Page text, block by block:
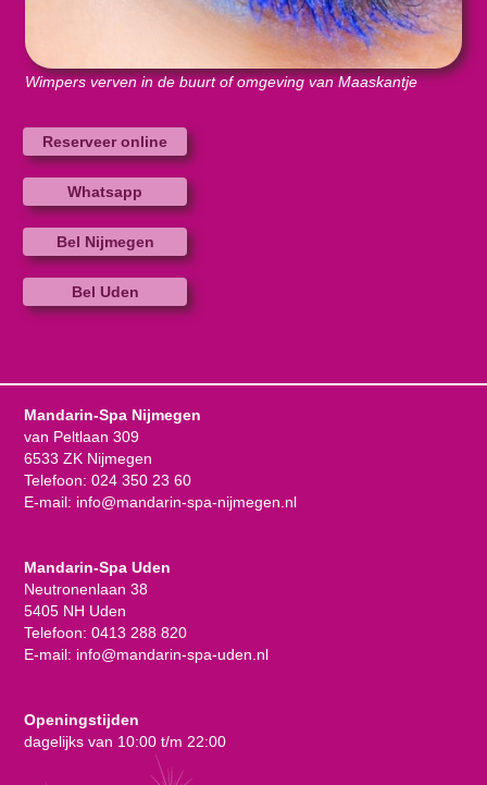
Wimpers verven in de buurt of omgeving van Maaskantje
Reserveer online
Whatsapp
Bel Nijmegen
Bel Uden
Mandarin-Spa Nijmegen
van Peltlaan 309
6533 ZK Nijmegen
Telefoon: 024 350 23 60
E-mail: info@mandarin-spa-nijmegen.nl
Mandarin-Spa Uden
Neutronenlaan 38
5405 NH Uden
Telefoon: 0413 288 820
E-mail: info@mandarin-spa-uden.nl
Openingstijden
dagelijks van 10:00 t/m 22:00